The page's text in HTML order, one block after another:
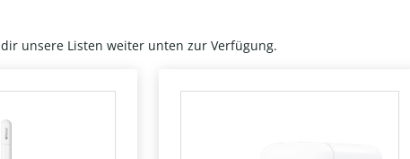
unsere Listen weiter unten zur Verfügung.